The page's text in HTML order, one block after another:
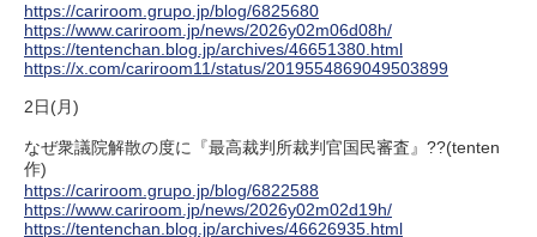
https://cariroom.grupo.jp/blog/6825680
https://www.cariroom.jp/news/2026y02m06d08h/
https://tentenchan.blog.jp/archives/46651380.html
https://x.com/cariroom11/status/2019554869049503899
2日(月)
なぜ衆議院解散の度に『最高裁判所裁判官国民審査』??(tenten
作)
https://cariroom.grupo.jp/blog/6822588
https://www.cariroom.jp/news/2026y02m02d19h/
https://tentenchan.blog.jp/archives/46626935.html